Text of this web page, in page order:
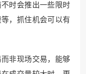
时会推出一些限时
，抓住机会可以有
非现场交易，能够